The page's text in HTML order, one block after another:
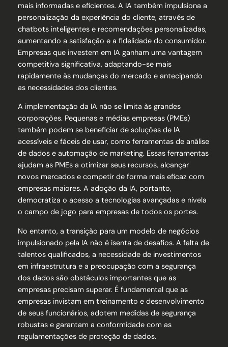
mais informadas e eficientes. A IA também impulsiona a
personalização da experiência do cliente, através de
chatbots inteligentes e recomendações personalizadas,
aumentando a satisfação e a fidelidade do consumidor.
Empresas que investem em IA ganham uma vantagem
competitiva significativa, adaptando-se mais
rapidamente às mudanças do mercado e antecipando
as necessidades dos clientes.
A implementação da IA não se limita às grandes
corporações. Pequenas e médias empresas (PMEs)
também podem se beneficiar de soluções de IA
acessíveis e fáceis de usar, como ferramentas de análise
de dados e automação de marketing. Essas ferramentas
ajudam as PMEs a otimizar seus recursos, alcançar
novos mercados e competir de forma mais eficaz com
empresas maiores. A adoção da IA, portanto,
democratiza o acesso a tecnologias avançadas e nivela
o campo de jogo para empresas de todos os portes.
No entanto, a transição para um modelo de negócios
impulsionado pela IA não é isenta de desafios. A falta de
talentos qualificados, a necessidade de investimentos
em infraestrutura e a preocupação com a segurança
dos dados são obstáculos importantes que as
empresas precisam superar. É fundamental que as
empresas invistam em treinamento e desenvolvimento
de seus funcionários, adotem medidas de segurança
robustas e garantam a conformidade com as
regulamentações de proteção de dados.